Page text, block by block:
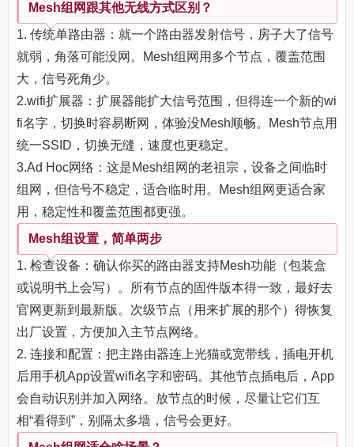
Mesh组网跟其他无线方式区别？
1. 传统单路由器：就一个路由器发射信号，房子大了信号
就弱，角落可能没网。Mesh组网用多个节点，覆盖范围
大，信号死角少。
2.wifi扩展器：扩展器能扩大信号范围，但得连一个新的wi
fi名字，切换时容易断网，体验没Mesh顺畅。Mesh节点用
统一SSID，切换无缝，速度也更稳定。
3.Ad Hoc网络：这是Mesh组网的老祖宗，设备之间临时
组网，但信号不稳定，适合临时用。Mesh组网更适合家
用，稳定性和覆盖范围都更强。
Mesh组设置，简单两步
1. 检查设备：确认你买的路由器支持Mesh功能（包装盒
或说明书上会写）。所有节点的固件版本得一致，最好去
官网更新到最新版。次级节点（用来扩展的那个）得恢复
出厂设置，方便加入主节点网络。
2. 连接和配置：把主路由器连上光猫或宽带线，插电开机
后用手机App设置wifi名字和密码。其他节点插电后，App
会自动识别并加入网络。放节点的时候，尽量让它们互
相“看得到”，别隔太多墙，信号会更好。